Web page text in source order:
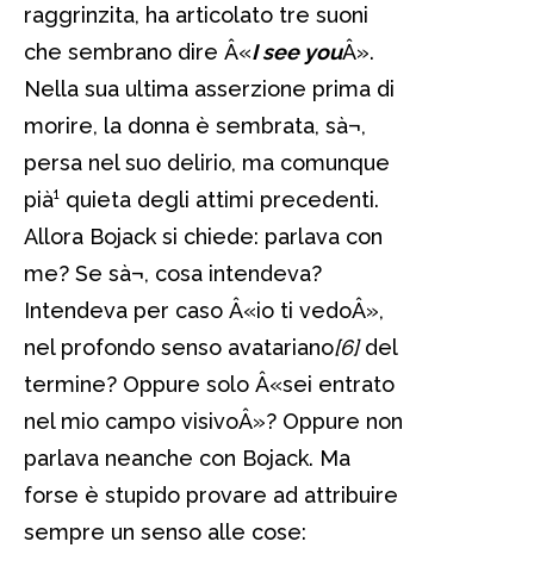
raggrinzita, ha articolato tre suoni
che sembrano dire Â«I see youÂ».
Nella sua ultima asserzione prima di
morire, la donna è sembrata, sà¬,
persa nel suo delirio, ma comunque
pià¹ quieta degli attimi precedenti.
Allora Bojack si chiede: parlava con
me? Se sà¬, cosa intendeva?
Intendeva per caso Â«io ti vedoÂ»,
nel profondo senso avatariano[6]del
termine? Oppure solo Â«sei entrato
nel mio campo visivoÂ»? Oppure non
parlava neanche con Bojack. Ma
forse è stupido provare ad attribuire
sempre un senso alle cose: